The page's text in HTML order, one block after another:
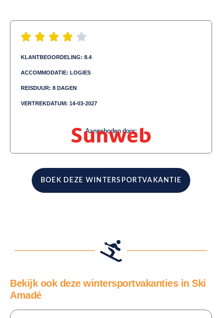
KLANTBEOORDELING: 8.4
ACCOMMODATIE: LOGIES
REISDUUR: 8 DAGEN
VERTREKDATUM: 14-03-2027
Aangeboden door:
BOEK DEZE WINTERSPORTVAKANTIE
Bekijk ook deze wintersportvakanties in Ski
Amadé